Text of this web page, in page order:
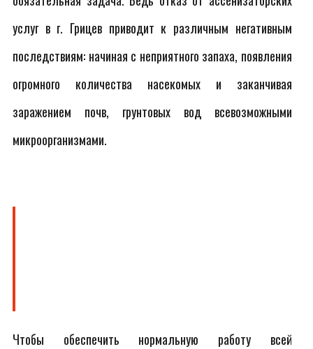
услуг в г. Грицев приводит к различным негативным
последствиям: начиная с неприятного запаха, появления
огромного количества насекомых и заканчивая
заражением почв, грунтовых вод всевозможными
микроорганизмами.
Чтобы обеспечить нормальную работу всей